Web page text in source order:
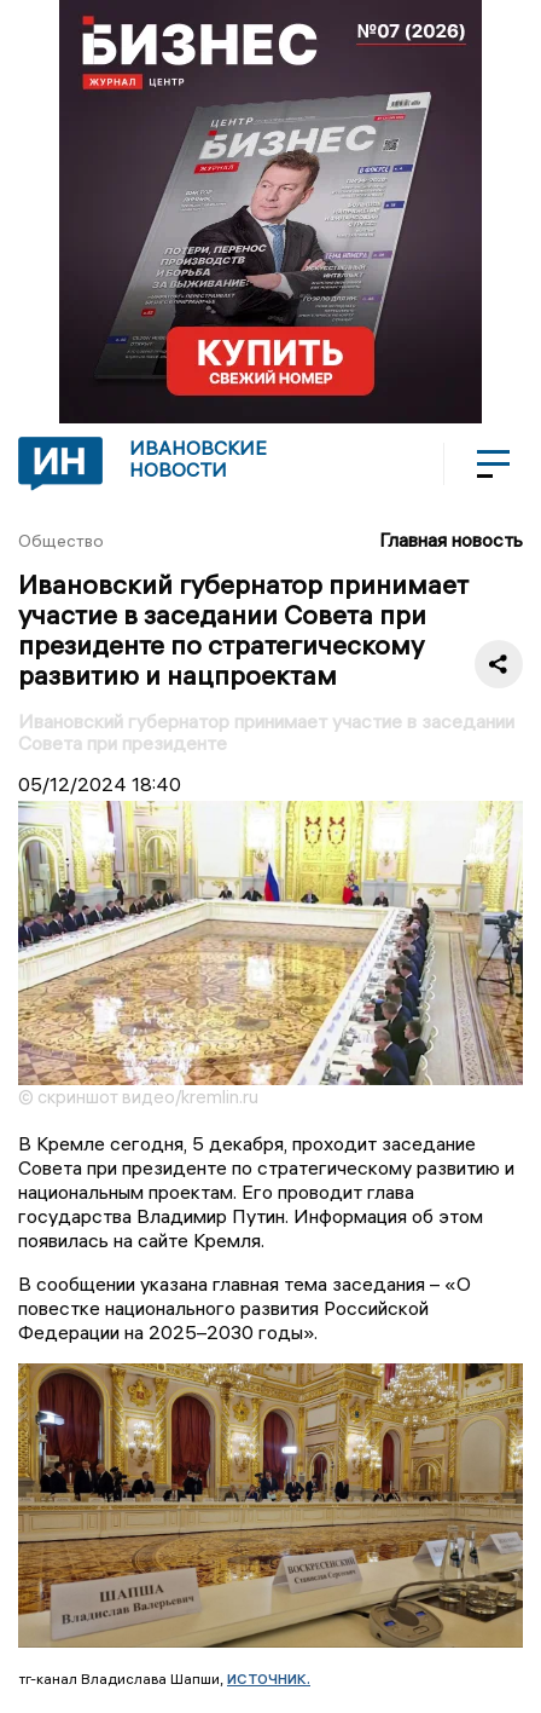
ИВАНОВСКИЕ
НОВОСТИ
Общество Главная новость
Ивановский губернатор принимает
участие в заседании Совета при
президенте по стратегическому
развитию и нацпроектам
Ивановский губернатор принимает участие в заседании
Совета при президенте
05/12/2024 18:40
© скриншот видео/kremlin.ru
В Кремле сегодня, 5 декабря, проходит заседание
Совета при президенте по стратегическому развитию и
национальным проектам. Его проводит глава
государства Владимир Путин. Информация об этом
появилась на сайте Кремля.
В сообщении указана главная тема заседания – «О
повестке национального развития Российской
Федерации на 2025–2030 годы».
тг-канал Владислава Шапши, источник.